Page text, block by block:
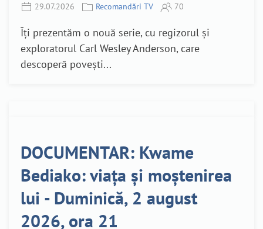
29.07.2026 Recomandări TV 70
Îți prezentăm o nouă serie, cu regizorul și
exploratorul Carl Wesley Anderson, care
descoperă povești...
DOCUMENTAR: Kwame
Bediako: viața și moștenirea
lui - Duminică, 2 august
2026, ora 21